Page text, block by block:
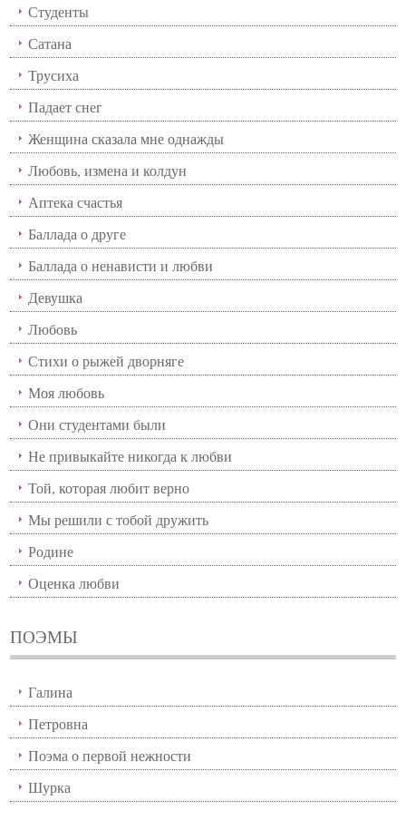
Студенты
Сатана
Трусиха
Падает снег
Женщина сказала мне однажды
Любовь, измена и колдун
Аптека счастья
Баллада о друге
Баллада о ненависти и любви
Девушка
Любовь
Стихи о рыжей дворняге
Моя любовь
Они студентами были
Не привыкайте никогда к любви
Той, которая любит верно
Мы решили с тобой дружить
Родине
Оценка любви
ПОЭМЫ
Галина
Петровна
Поэма о первой нежности
Шурка